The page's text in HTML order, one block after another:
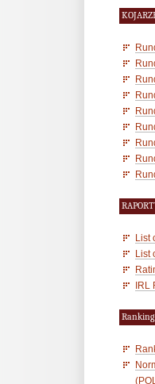
List
List
IRL